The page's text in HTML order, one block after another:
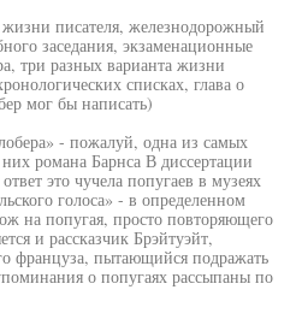
писателя, железнодорожный
заседания, экзаменационные
три разных варианта жизни
списках, глава о
мог бы написать)
- пожалуй, одна из самых
романа Барнса В диссертации
это чучела попугаев в музеях
голоса» - в определенном
на попугая, просто повторяющего
и рассказчик Брэйтуэйт,
француза, пытающийся подражать
о попугаях рассыпаны по